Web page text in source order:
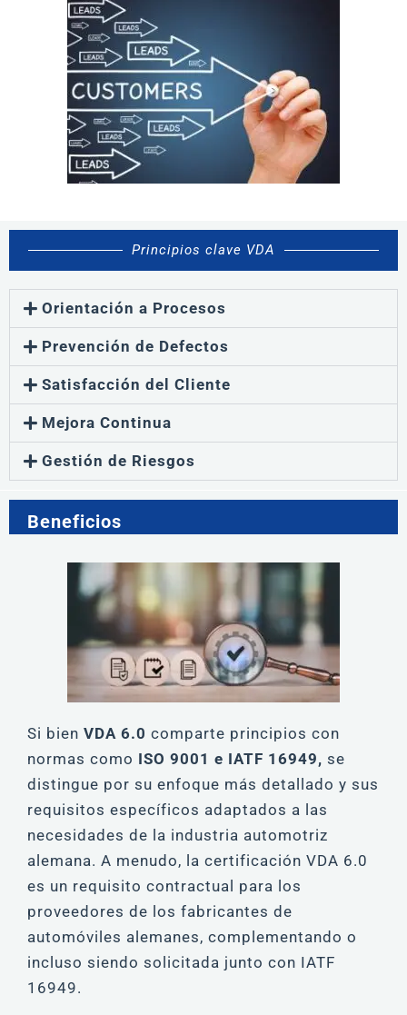
Principios clave VDA
Orientación a Procesos
Prevención de Defectos
Satisfacción del Cliente
Mejora Continua
Gestión de Riesgos
Beneficios
Si bien VDA 6.0 comparte principios con
normas como ISO 9001 e IATF 16949, se
distingue por su enfoque más detallado y sus
requisitos específicos adaptados a las
necesidades de la industria automotriz
alemana. A menudo, la certificación VDA 6.0
es un requisito contractual para los
proveedores de los fabricantes de
automóviles alemanes, complementando o
incluso siendo solicitada junto con IATF
16949.